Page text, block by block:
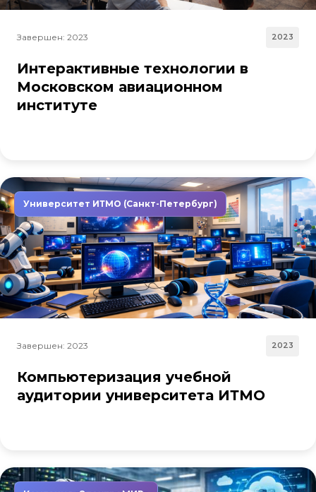
Завершен: 2023 2023
Интерактивные технологии в
Московском авиационном
институте
Университет ИТМО (Санкт-Петербург)
Завершен: 2023 2023
Компьютеризация учебной
аудитории университета ИТМО